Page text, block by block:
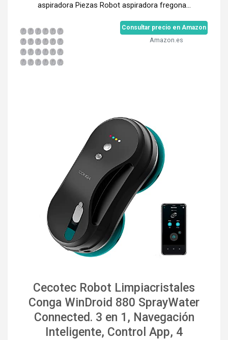
aspiradora Piezas Robot aspiradora fregona...
Consultar precio en Amazon
Amazon.es
Cecotec Robot Limpiacristales
Conga WinDroid 880 SprayWater
Connected. 3 en 1, Navegación
Inteligente, Control App, 4